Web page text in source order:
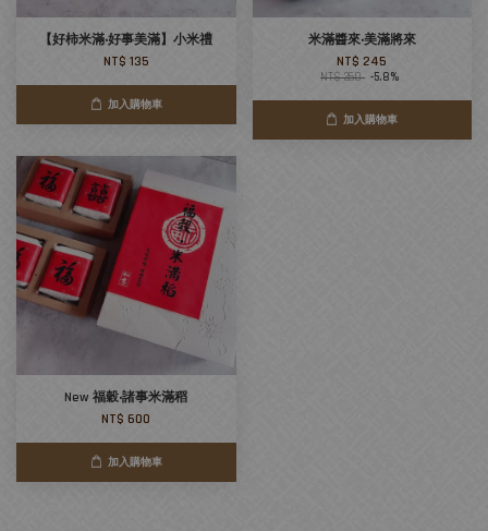
【好柿米滿‧好事美滿】小米禮
NT$ 135
加入購物車
米滿醬來‧美滿將來
NT$ 245
NT$ 260 -5.8%
加入購物車
New 福穀‧諸事米滿稻
NT$ 600
加入購物車